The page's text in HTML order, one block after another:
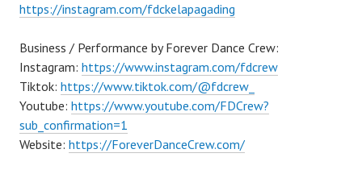
https://instagram.com/fdckelapagading
Business / Performance by Forever Dance Crew:
Instagram: https://www.instagram.com/fdcrew
Tiktok: https://www.tiktok.com/@fdcrew_
Youtube: https://www.youtube.com/FDCrew?
sub_confirmation=1
Website: https://ForeverDanceCrew.com/